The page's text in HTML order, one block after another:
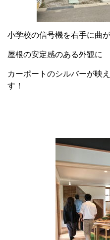
小学校の信号機を右手に曲
屋根の安定感のある外観に
カーポートのシルバーが映
す！